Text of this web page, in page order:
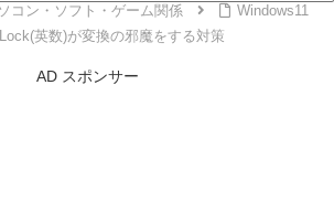
コン・ソフト・ゲーム関係
Windows11
英数)が変換の邪魔をする対策
AD スポンサー